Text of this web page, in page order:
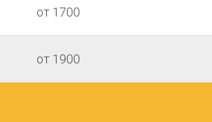
от 1700
от 1900